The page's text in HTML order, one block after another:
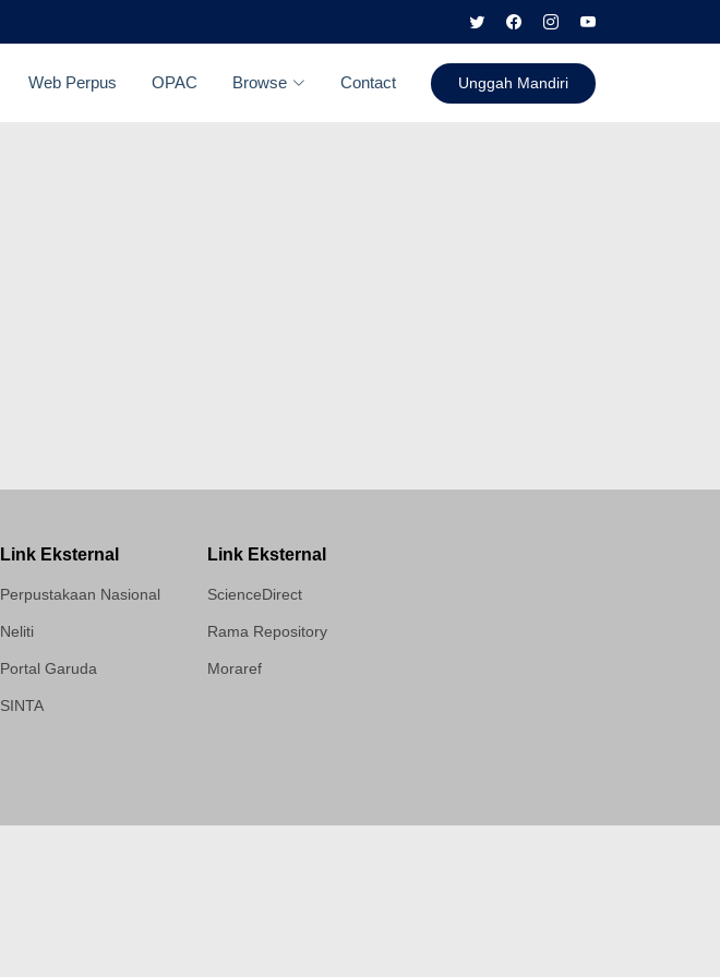
Web Perpus OPAC Browse Contact Unggah Mandiri
Link Eksternal
Perpustakaan Nasional
Neliti
Portal Garuda
SINTA
Link Eksternal
ScienceDirect
Rama Repository
Moraref